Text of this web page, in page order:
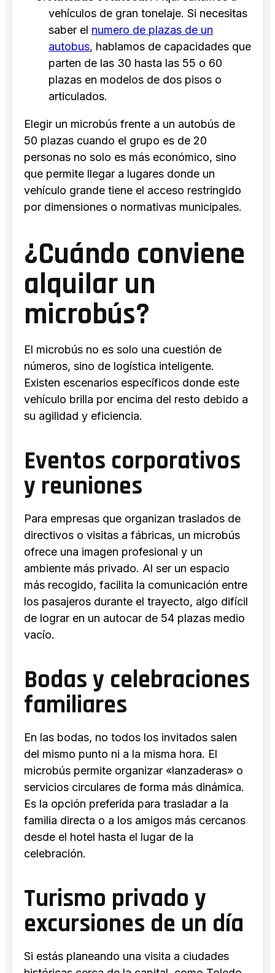
vehículos de gran tonelaje. Si necesitas
saber el numero de plazas de un
autobus, hablamos de capacidades que
parten de las 30 hasta las 55 o 60
plazas en modelos de dos pisos o
articulados.
Elegir un microbús frente a un autobús de
50 plazas cuando el grupo es de 20
personas no solo es más económico, sino
que permite llegar a lugares donde un
vehículo grande tiene el acceso restringido
por dimensiones o normativas municipales.
¿Cuándo conviene
alquilar un
microbús?
El microbús no es solo una cuestión de
números, sino de logística inteligente.
Existen escenarios específicos donde este
vehículo brilla por encima del resto debido a
su agilidad y eficiencia.
Eventos corporativos
y reuniones
Para empresas que organizan traslados de
directivos o visitas a fábricas, un microbús
ofrece una imagen profesional y un
ambiente más privado. Al ser un espacio
más recogido, facilita la comunicación entre
los pasajeros durante el trayecto, algo difícil
de lograr en un autocar de 54 plazas medio
vacío.
Bodas y celebraciones
familiares
En las bodas, no todos los invitados salen
del mismo punto ni a la misma hora. El
microbús permite organizar «lanzaderas» o
servicios circulares de forma más dinámica.
Es la opción preferida para trasladar a la
familia directa o a los amigos más cercanos
desde el hotel hasta el lugar de la
celebración.
Turismo privado y
excursiones de un día
Si estás planeando una visita a ciudades